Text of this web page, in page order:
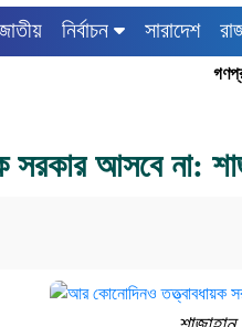
নির্বাচন সারাদেশ
আসবে না: